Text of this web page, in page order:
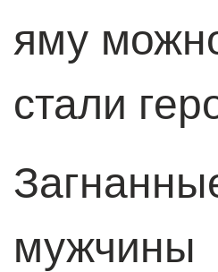
яму
стали